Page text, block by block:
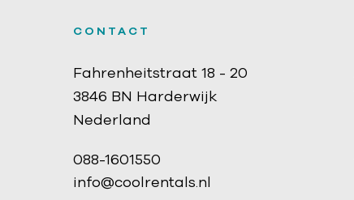
CONTACT
Fahrenheitstraat 18 - 20
3846 BN Harderwijk
Nederland
088-1601550
info@coolrentals.nl